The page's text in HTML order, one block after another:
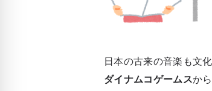
日本の古来の音楽も文
ダイナムコゲームスか